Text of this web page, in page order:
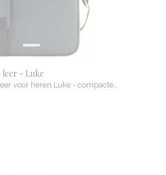
leer - Luke
voor heren Luke - compacte…